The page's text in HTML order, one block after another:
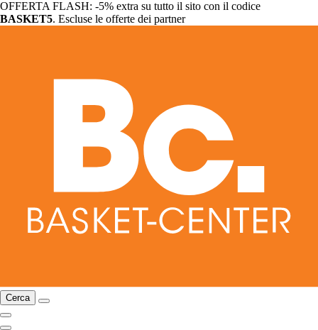
OFFERTA FLASH: -5% extra su tutto il sito con il codice
BASKET5. Escluse le offerte dei partner
Cerca